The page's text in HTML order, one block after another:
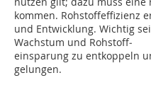
kommen. Rohstoffeffizienz
und Entwicklung. Wichtig
Wachstum und Rohstoff‑
einsparung zu entkoppeln
gelungen.